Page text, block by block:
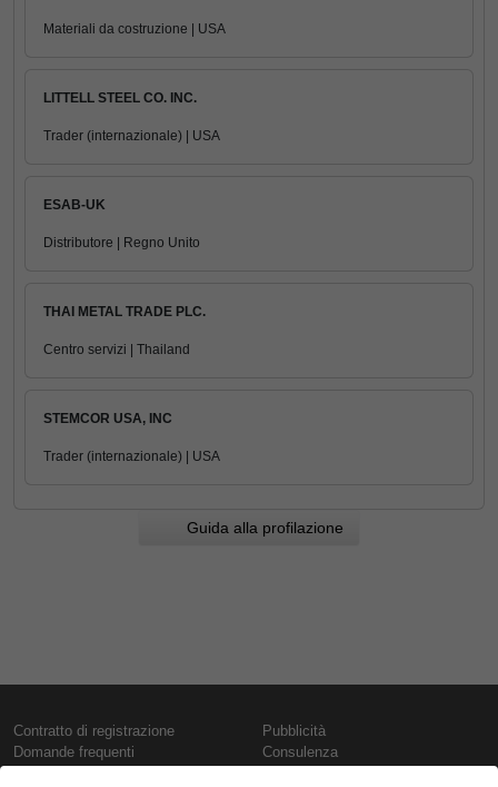
Materiali da costruzione | USA
LITTELL STEEL CO. INC.
Trader (internazionale) | USA
ESAB-UK
Distributore | Regno Unito
THAI METAL TRADE PLC.
Centro servizi | Thailand
STEMCOR USA, INC
Trader (internazionale) | USA
Guida alla profilazione
Contratto di registrazione
Domande frequenti
Pubblicità
Consulenza